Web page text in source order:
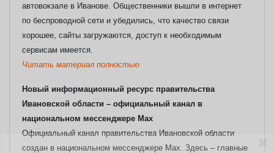
автовокзале в Иванове. Общественники вышли в интернет
по беспроводной сети и убедились, что качество связи
хорошее, сайты загружаются, доступ к необходимым
сервисам имеется.
Читать материал полностью
Новый информационный ресурс правительства
Ивановской области – официальный канал в
национальном мессенджере Max
Официальный канал правительства Ивановской области
создан в национальном мессенджере Max. Здесь – главные